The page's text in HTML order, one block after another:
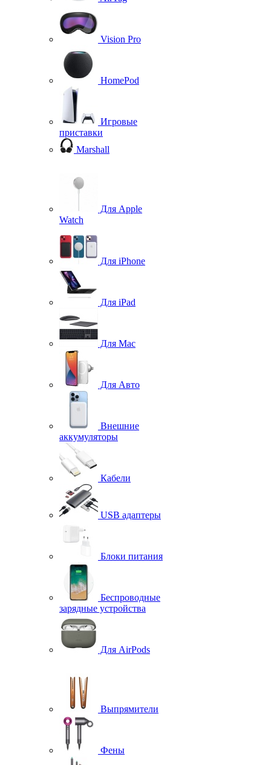
Vision Pro
HomePod
Игровые
приставки
Marshall
Для Apple
Watch
Для iPhone
Для iPad
Для Mac
Для Авто
Внешние
аккумуляторы
Кабели
USB адаптеры
Блоки питания
Беспроводные
зарядные устройства
Для AirPods
Выпрямители
Фены